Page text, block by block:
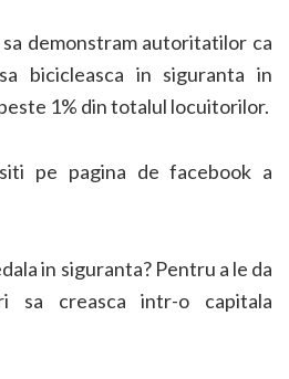
demonstram autoritatilor ca
bicicleasca in siguranta in
1% din totalul locuitorilor.
pe pagina de facebook a
in siguranta? Pentru a le da
sa creasca intr-o capitala